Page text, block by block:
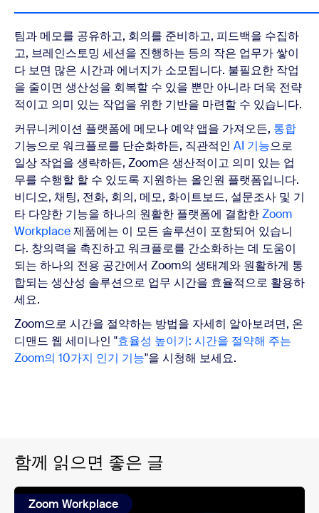
팀과 메모를 공유하고, 회의를 준비하고, 피드백을 수집하
고, 브레인스토밍 세션을 진행하는 등의 작은 업무가 쌓이
다 보면 많은 시간과 에너지가 소모됩니다. 불필요한 작업
을 줄이면 생산성을 회복할 수 있을 뿐만 아니라 더욱 전략
적이고 의미 있는 작업을 위한 기반을 마련할 수 있습니다.
커뮤니케이션 플랫폼에 메모나 예약 앱을 가져오든, 통합
기능으로 워크플로를 단순화하든, 직관적인 AI 기능으로
일상 작업을 생략하든, Zoom은 생산적이고 의미 있는 업
무를 수행할 할 수 있도록 지원하는 올인원 플랫폼입니다.
비디오, 채팅, 전화, 회의, 메모, 화이트보드, 설문조사 및 기
타 다양한 기능을 하나의 원활한 플랫폼에 결합한Zoom
Workplace제품에는 이 모든 솔루션이 포함되어 있습니
다. 창의력을 촉진하고 워크플로를 간소화하는 데 도움이
되는 하나의 전용 공간에서 Zoom의 생태계와 원활하게 통
합되는 생산성 솔루션으로 업무 시간을 효율적으로 활용하
세요.
Zoom으로 시간을 절약하는 방법을 자세히 알아보려면, 온
디맨드 웹 세미나인 "효율성 높이기: 시간을 절약해 주는
Zoom의 10가지 인기 기능"을 시청해 보세요.
함께 읽으면 좋은 글
Zoom Workplace